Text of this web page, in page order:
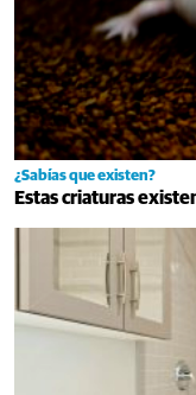
¿Sabías que existen?
Estas criaturas